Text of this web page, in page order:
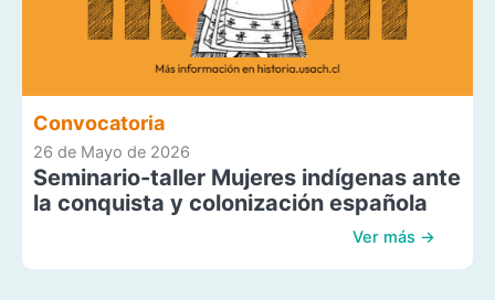
Convocatoria
26 de Mayo de 2026
Seminario-taller Mujeres indígenas ante
la conquista y colonización española
Ver más →